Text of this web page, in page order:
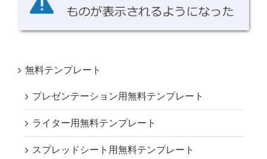
無料テンプレート
プレゼンテーション用無料テンプレート
ライター用無料テンプレート
スプレッドシート用無料テンプレート